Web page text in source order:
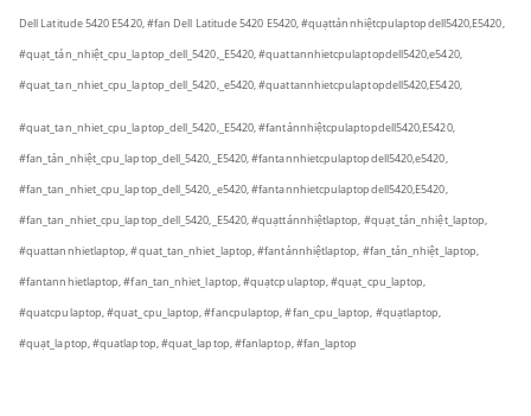
Dell Latitude 5420 E5420, #fan Dell Latitude 5420 E5420,#quạttảnnhiệtcpulaptopdell5420,E5420,
#quạt_tản_nhiệt_cpu_laptop_dell_5420,_E5420, #quattannhietcpulaptopdell5420,e5420,
#quat_tan_nhiet_cpu_laptop_dell_5420,_e5420, #quattannhietcpulaptopdell5420,E5420,
#quat_tan_nhiet_cpu_laptop_dell_5420,_E5420, #fantảnnhiệtcpulaptopdell5420,E5420,
#fan_tản_nhiệt_cpu_laptop_dell_5420,_E5420, #fantannhietcpulaptopdell5420,e5420,
#fan_tan_nhiet_cpu_laptop_dell_5420,_e5420, #fantannhietcpulaptopdell5420,E5420,
#fan_tan_nhiet_cpu_laptop_dell_5420,_E5420,#quạttảnnhiệtlaptop, #quạt_tản_nhiệt_laptop,
#quattannhietlaptop, #quat_tan_nhiet_laptop, #fantảnnhiệtlaptop, #fan_tản_nhiệt_laptop,
#fantannhietlaptop, #fan_tan_nhiet_laptop, #quạtcpulaptop, #quạt_cpu_laptop,
#quatcpulaptop, #quat_cpu_laptop, #fancpulaptop, #fan_cpu_laptop, #quạtlaptop,
#quạt_laptop, #quatlaptop, #quat_laptop, #fanlaptop, #fan_laptop